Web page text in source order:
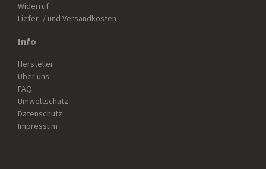
Widerruf
Liefer- / und Versandkosten
Info
Hersteller
Über uns
FAQ
Umweltschutz
Datenschutz
Impressum